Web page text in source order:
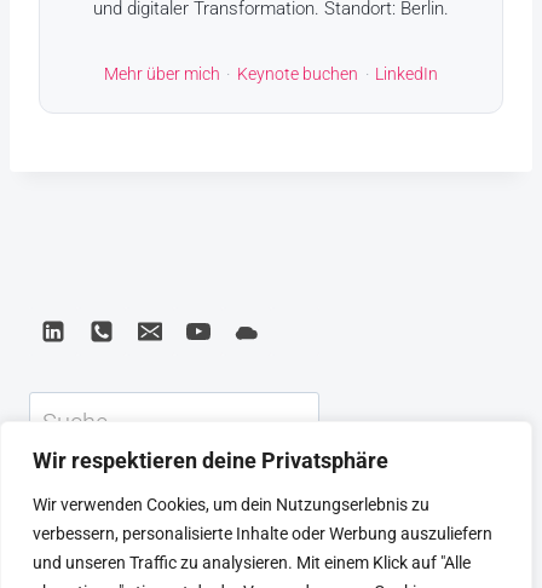
Wir respektieren deine Privatsphäre
Wir verwenden Cookies, um dein Nutzungserlebnis zu
verbessern, personalisierte Inhalte oder Werbung auszuliefern
und unseren Traffic zu analysieren. Mit einem Klick auf "Alle
und digitaler Transformation. Standort: Berlin.
Mehr über mich · Keynote buchen · LinkedIn
Suchen
KEYNOTE BEIRAT
CTRL+ALT+LEAD
MEINE ARTIKEL
BUCHEMPFEHLUNGEN
PODCAST
KONTAKT
SEBASTIAN
IMPRESSUM
DATENSCHUTZERKLÄRUNG